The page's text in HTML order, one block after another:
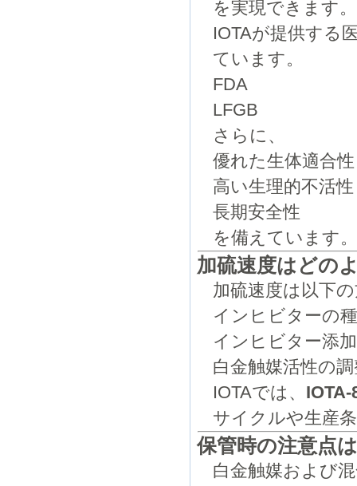
を実現できます。
IOTAが提供する
ています。
FDA
LFGB
さらに、
優れた生体適合性
高い生理的不活性
長期安全性
を備えています
加硫速度はどの
加硫速度は以下
インヒビターの
インヒビター添
白金触媒活性の
IOTAでは、
サイクルや生産
保管時の注意点
白金触媒および